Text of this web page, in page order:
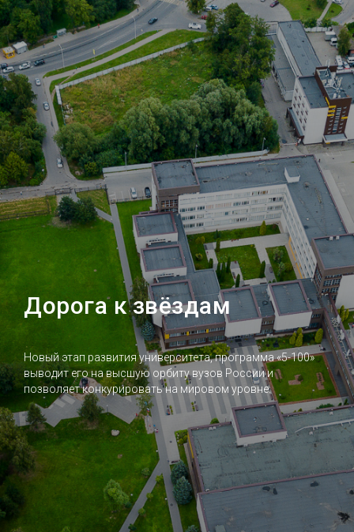
Дорога к звёздам
Новый этап развития университета, программа «5-100»
выводит его на высшую орбиту вузов России и
позволяет конкурировать на мировом уровне.